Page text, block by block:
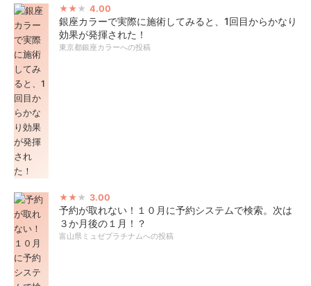
4.00
銀座カラーで実際に施術してみると、1回目からかなり
効果が発揮された！
東京都銀座カラーへの投稿
3.00
予約が取れない！１０月に予約システムで検索。次は
３か月後の１月！？
富山県ミュゼプラチナムへの投稿